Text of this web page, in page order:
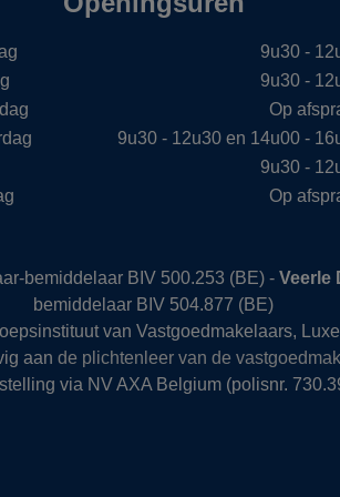
9u30 -
9u30 -
Op
9u30 - 12u30 en 14u00 -
9u30 -
Op
bemiddelaar BIV 500.253 (BE) -Veerle
bemiddelaar BIV 504.877 (BE)
van Vastgoedmakelaars,
aan de plichtenleer van de
via NV AXA Belgium (polisnr.